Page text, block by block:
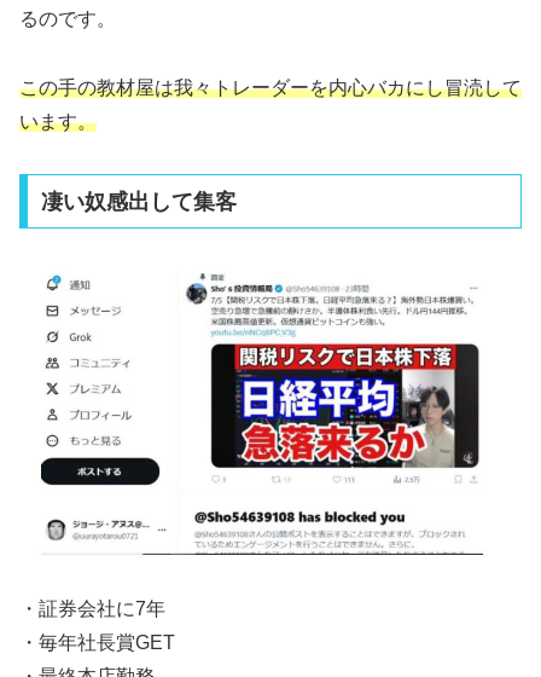
るのです。
この手の教材屋は我々トレーダーを内心バカにし冒涜して
います。
凄い奴感出して集客
・証券会社に7年
・毎年社長賞GET